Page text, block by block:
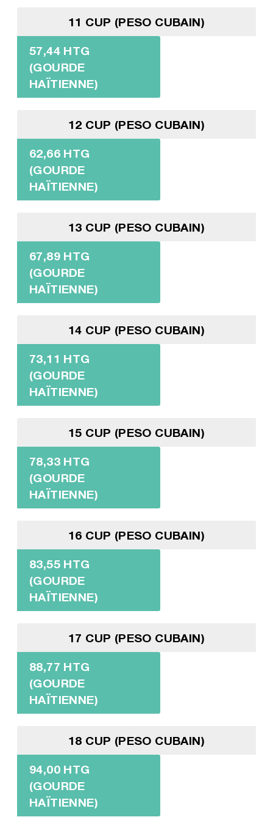
11 CUP (PESO CUBAIN)
57,44 HTG
(GOURDE
HAÏTIENNE)
12 CUP (PESO CUBAIN)
62,66 HTG
(GOURDE
HAÏTIENNE)
13 CUP (PESO CUBAIN)
67,89 HTG
(GOURDE
HAÏTIENNE)
14 CUP (PESO CUBAIN)
73,11 HTG
(GOURDE
HAÏTIENNE)
15 CUP (PESO CUBAIN)
78,33 HTG
(GOURDE
HAÏTIENNE)
16 CUP (PESO CUBAIN)
83,55 HTG
(GOURDE
HAÏTIENNE)
17 CUP (PESO CUBAIN)
88,77 HTG
(GOURDE
HAÏTIENNE)
18 CUP (PESO CUBAIN)
94,00 HTG
(GOURDE
HAÏTIENNE)